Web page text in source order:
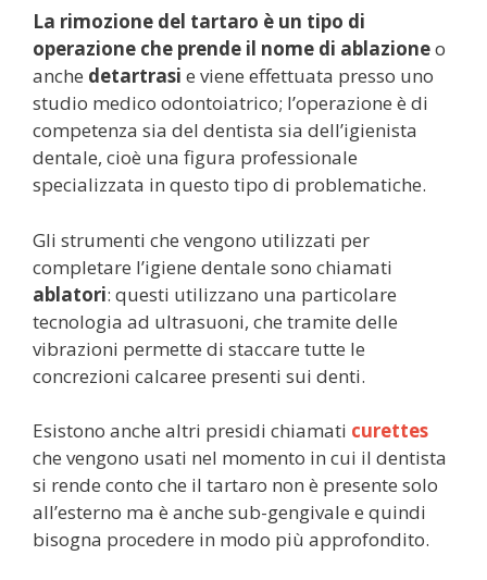
La rimozione del tartaro è un tipo di
operazione che prende il nome di ablazioneo
anche detartrasi e viene effettuata presso uno
studio medico odontoiatrico; l’operazione è di
competenza sia del dentista sia dell’igienista
dentale, cioè una figura professionale
specializzata in questo tipo di problematiche.
Gli strumenti che vengono utilizzati per
completare l’igiene dentale sono chiamati
ablatori: questi utilizzano una particolare
tecnologia ad ultrasuoni, che tramite delle
vibrazioni permette di staccare tutte le
concrezioni calcaree presenti sui denti.
Esistono anche altri presidi chiamati curettes
che vengono usati nel momento in cui il dentista
si rende conto che il tartaro non è presente solo
all’esterno ma è anche sub-gengivale e quindi
bisogna procedere in modo più approfondito.